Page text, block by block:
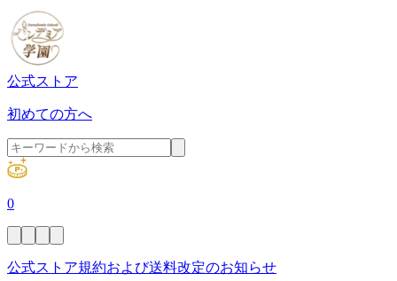
公式ストア
初めての方へ
0
公式ストア規約および送料改定のお知らせ